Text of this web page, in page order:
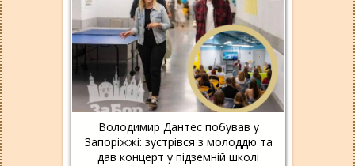
Володимир Дантес побував у
Запоріжжі: зустрівся з молоддю та
дав концерт у підземній школі